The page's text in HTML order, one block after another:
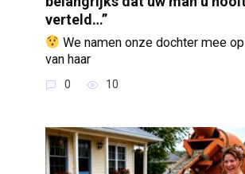
verteld…”
We namen onze dochter mee
van haar
0 10